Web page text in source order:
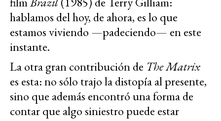
hablamos del hoy, de ahora, es lo que
estamos viviendo —padeciendo— en este
instante.
La otra gran contribución de The Matrix
es esta: no sólo trajo la distopía al presente,
sino que además encontró una forma de
contar que algo siniestro puede estar